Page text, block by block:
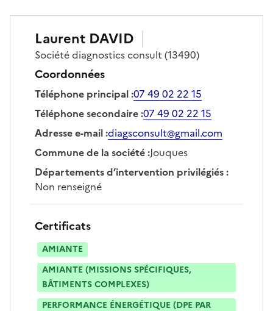
Laurent DAVID
Sociétédiagnostics consult (13490)
Coordonnées
Téléphone principal:07 49 02 22 15
Téléphone secondaire:07 49 02 22 15
Adresse e-mail:diagsconsult@gmail.com
Commune de la société:Jouques
Départements d’intervention privilégiés:
Non renseigné
Certificats
AMIANTE
AMIANTE (MISSIONS SPÉCIFIQUES,
BÂTIMENTS COMPLEXES)
PERFORMANCE ÉNERGÉTIQUE (DPE PAR